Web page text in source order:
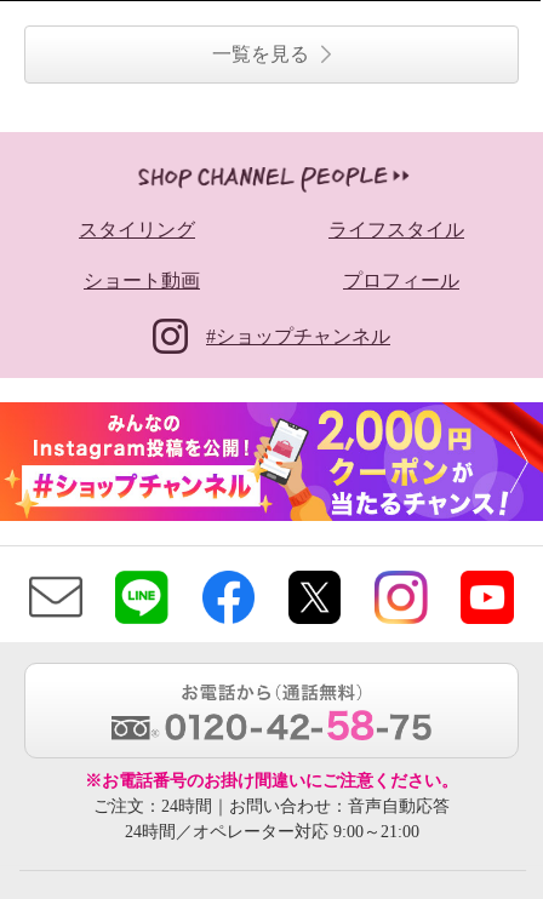
一覧を見る
スタイリング ライフスタイル
ショート動画 プロフィール
#ショップチャンネル
※お電話番号のお掛け間違いにご注意ください。
ご注文：24時間｜お問い合わせ：音声自動応答
24時間／オペレーター対応 9:00～21:00